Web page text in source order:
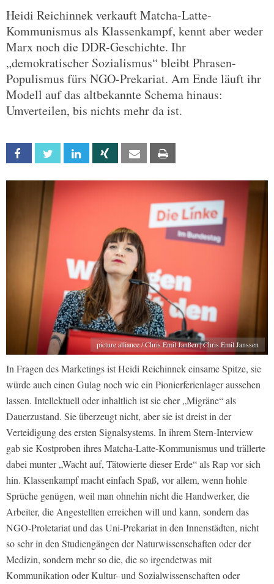
Heidi Reichinnek verkauft Matcha-Latte-
Kommunismus als Klassenkampf, kennt aber weder
Marx noch die DDR-Geschichte. Ihr
„demokratischer Sozialismus“ bleibt Phrasen-
Populismus fürs NGO-Prekariat. Am Ende läuft ihr
Modell auf das altbekannte Schema hinaus:
Umverteilen, bis nichts mehr da ist.
Facebook Twitter Linkedin Xing Email
picture alliance / Chris Emil Janßen | Chris Emil Janssen
In Fragen des Marketings ist Heidi Reichinnek einsame Spitze, sie
würde auch einen Gulag noch wie ein Pionierferienlager aussehen
lassen. Intellektuell oder inhaltlich ist sie eher „Migräne“ als
Dauerzustand. Sie überzeugt nicht, aber sie ist dreist in der
Verteidigung des ersten Signalsystems. In ihrem Stern-Interview
gab sie Kostproben ihres Matcha-Latte-Kommunismus und trällerte
dabei munter „Wacht auf, Tätowierte dieser Erde“ als Rap vor sich
hin. Klassenkampf macht einfach Spaß, vor allem, wenn hohle
Sprüche genügen, weil man ohnehin nicht die Handwerker, die
Arbeiter, die Angestellten erreichen will und kann, sondern das
NGO-Proletariat und das Uni-Prekariat in den Innenstädten, nicht
so sehr in den Studiengängen der Naturwissenschaften oder der
Medizin, sondern mehr so die, die so irgendetwas mit
Kommunikation oder Kultur- und Sozialwissenschaften oder